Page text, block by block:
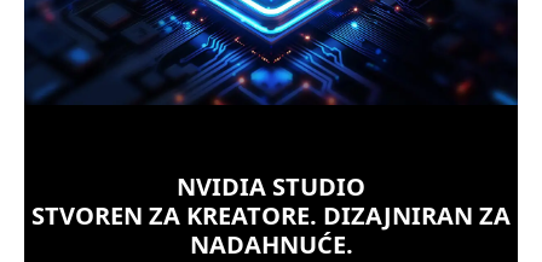
NVIDIA STUDIO
STVOREN ZA KREATORE. DIZAJNIRAN ZA
NADAHNUĆE.